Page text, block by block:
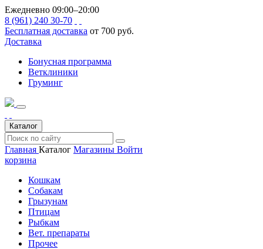
Ежедневно 09:00–20:00
8 (961) 240 30-70
Бесплатная доставка от 700 руб.
Доставка
Бонусная программа
Ветклиники
Груминг
Каталог
Главная Каталог Магазины Войти
корзина
Кошкам
Собакам
Грызунам
Птицам
Рыбкам
Вет. препараты
Прочее